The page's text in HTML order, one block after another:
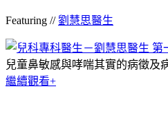
Featuring //劉慧思醫生
兒童鼻敏感與哮喘其實的病徵及
繼續觀看+